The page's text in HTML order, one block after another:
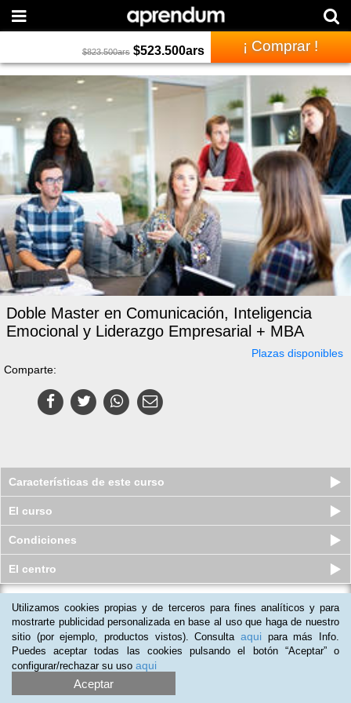
$823.500ars $523.500ars ¡ Comprar !
Doble Master en Comunicación, Inteligencia
Emocional y Liderazgo Empresarial + MBA
Plazas disponibles
Comparte:
Características de este curso
El curso
Condiciones
El centro
Doble Master en Administración de
Empresas + Experto en Conten...
Plazas disponibles
$823.500ars $523.500ars
Utilizamos cookies propias y de terceros para fines analíticos y para
mostrarte publicidad personalizada en base al uso que haga de nuestro
sitio (por ejemplo, productos vistos). Consulta aqui para más Info.
Puedes aceptar todas las cookies pulsando el botón “Aceptar” o
configurar/rechazar su uso aqui
Aceptar